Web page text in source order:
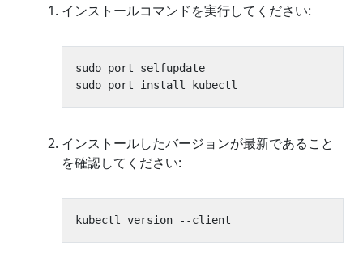
インストールコマンドを実行してください:
インストールしたバージョンが最新であること
を確認してください: